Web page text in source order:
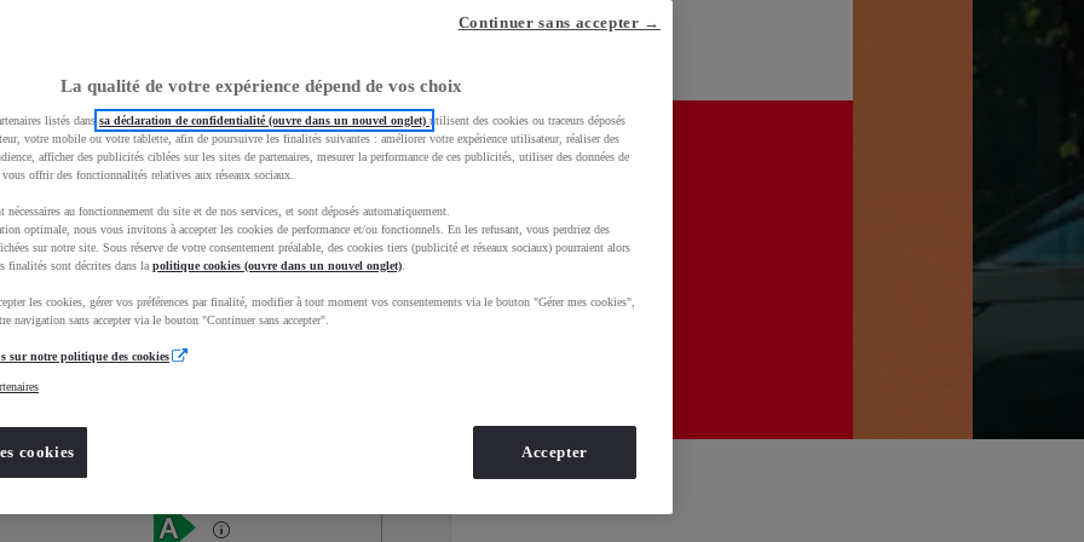
Services Concession
Occasions
La qualité de votre expérience dépend de vos choix
listés dans sa déclaration de confidentialité (ouvre dans un nouvel onglet) utilisent des cookies ou traceurs déposés
votre mobile ou votre tablette, afin de poursuivre les finalités suivantes : améliorer votre expérience utilisateur, réaliser des
afficher des publicités ciblées sur les sites de partenaires, mesurer la performance de ces publicités, utiliser des données de
offrir des fonctionnalités relatives aux réseaux sociaux.
nécessaires au fonctionnement du site et de nos services, et sont déposés automatiquement.
optimale, nous vous invitons à accepter les cookies de performance et/ou fonctionnels. En les refusant, vous perdriez des
sur notre site. Sous réserve de votre consentement préalable, des cookies tiers (publicité et réseaux sociaux) pourraient alors
finalités sont décrites dans la politique cookies (ouvre dans un nouvel onglet)
les cookies, gérer vos préférences par finalité, modifier à tout moment vos consentements via le bouton "Gérer mes cookies",
navigation sans accepter via le bouton "Continuer sans accepter".
sur notre politique des cookies
cookies
Continuer sans accepter →
Accepter